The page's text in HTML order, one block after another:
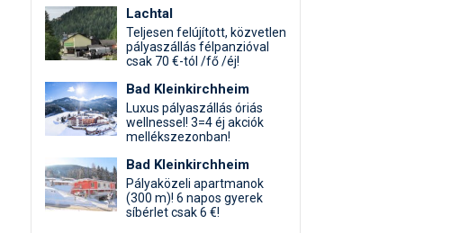
Lachtal
Teljesen felújított, közvetlen
pályaszállás félpanzióval
csak 70 €-tól /fő /éj!
Bad Kleinkirchheim
Luxus pályaszállás óriás
wellnessel! 3=4 éj akciók
mellékszezonban!
Bad Kleinkirchheim
Pályaközeli apartmanok
(300 m)! 6 napos gyerek
síbérlet csak 6 €!